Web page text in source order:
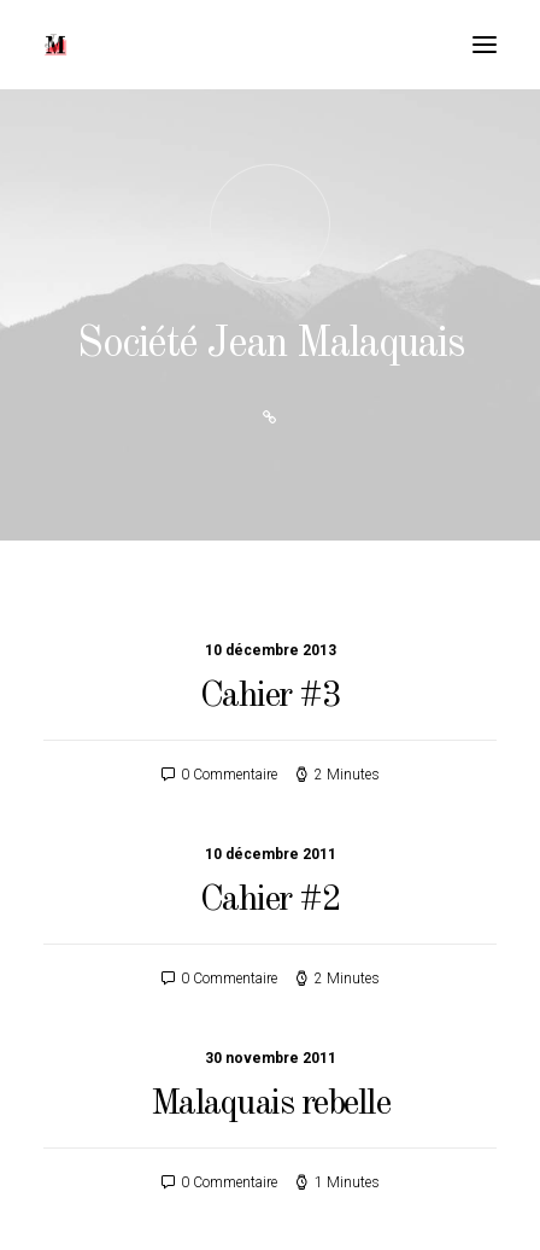
Société Jean Malaquais
10 décembre 2013
Cahier #3
0 Commentaire 2 Minutes
10 décembre 2011
Cahier #2
0 Commentaire 2 Minutes
30 novembre 2011
Malaquais rebelle
0 Commentaire 1 Minutes